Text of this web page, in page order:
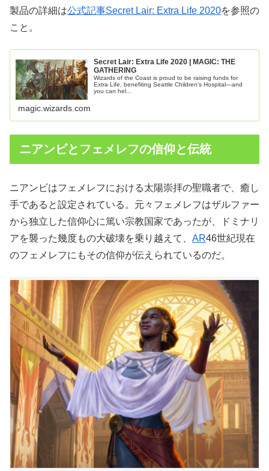
製品の詳細は公式記事Secret Lair: Extra Life 2020を参照の
こと。
Secret Lair: Extra Life 2020 | MAGIC: THE
GATHERING
Wizards of the Coast is proud to be raising funds for
Extra Life, benefiting Seattle Children's Hospital—and
you can hel...
magic.wizards.com
ニアンビとフェメレフの信仰と伝統
ニアンビはフェメレフにおける太陽崇拝の聖職者で、癒し
手であると設定されている。元々フェメレフはザルファー
から独立した信仰心に篤い宗教国家であったが、ドミナリ
アを襲った幾度もの大破壊を乗り越えて、 AR46世紀現在
のフェメレフにもその信仰が伝えられているのだ。